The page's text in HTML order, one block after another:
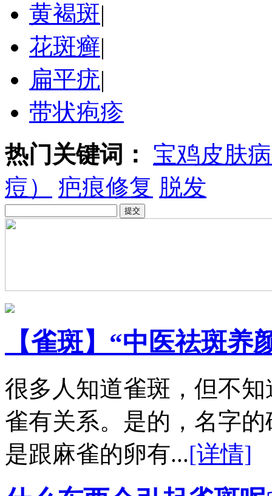
黄褐斑|
花斑癣|
扁平疣|
带状疱疹
热门关键词：
宝鸡皮肤
痘）
疤痕修复 脱发
【雀斑】“中医祛斑养
很多人知道雀斑，但不
雀有关系。是的，名字
是跟麻雀的卵有...[详情]